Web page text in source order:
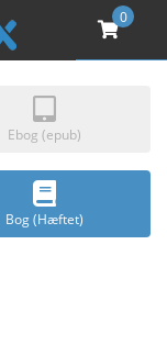
0
Ebog (epub)
Bog (Hæftet)